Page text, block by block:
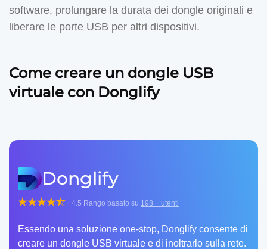
software, prolungare la durata dei dongle originali e
liberare le porte USB per altri dispositivi.
Come creare un dongle USB
virtuale con Donglify
Donglify
4.5 Rango basato su 198 + utenti
Essendo una soluzione one-stop, Donglify consente di
creare un dongle USB virtuale e di inoltrarlo sulla rete.